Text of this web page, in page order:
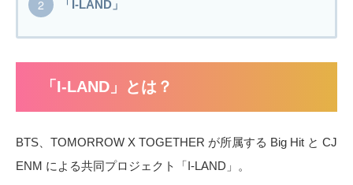
「I-LAND」
「I-LAND」とは？
BTS、TOMORROW X TOGETHER が所属する Big Hit と CJ
ENM による共同プロジェクト「I-LAND」。